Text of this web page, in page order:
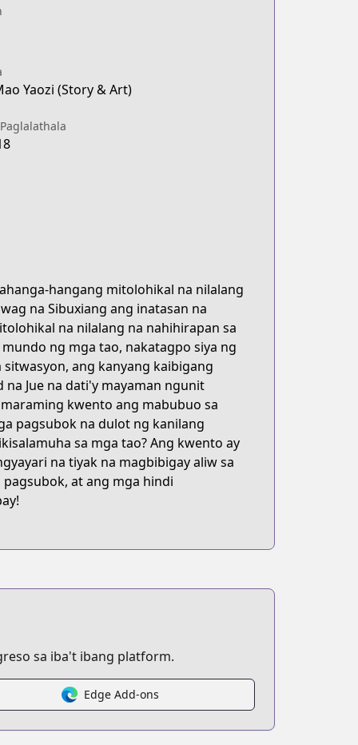
Yaozi (Story & Art)
hangang mitolohikal na nilalang
na Sibuxiang ang inatasan na
na nilalang na nahihirapan sa
ng mga tao, nakatagpo siya ng
ang kanyang kaibigang
Jue na dati'y mayaman ngunit
kwento ang mabubuo sa
pagsubok na dulot ng kanilang
sa mga tao? Ang kwento ay
na tiyak na magbibigay aliw sa
at ang mga hindi
sa iba't ibang platform.
Edge Add-ons